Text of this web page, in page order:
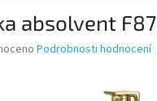
absolvent F87
Podrobnosti hodnocení